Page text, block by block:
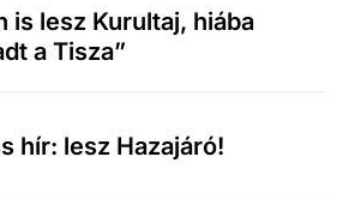
is lesz Kurultaj, hiába
a Tisza”
hír: lesz Hazajáró!